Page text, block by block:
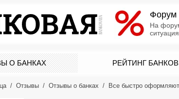
Форум
На
О БАНКАХ РЕЙТИНГ БАНКОВ
Отзывы Отзывы о банках Все быстро